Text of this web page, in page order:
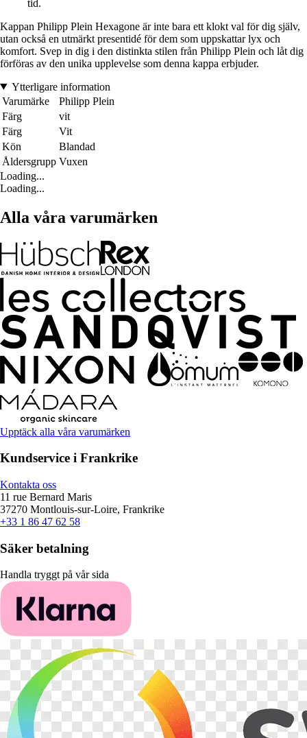
tid.
Kappan Philipp Plein Hexagone är inte bara ett klokt val för dig själv,
utan också en utmärkt presentidé för dem som uppskattar lyx och
komfort. Svep in dig i den distinkta stilen från Philipp Plein och låt dig
förföras av den unika upplevelse som denna kappa erbjuder.
Ytterligare information
Varumärke
Philipp Plein
Färg
vit
Färg
Vit
Kön
Blandad
Åldersgrupp Vuxen
Loading...
Loading...
Alla våra varumärken
Upptäck alla våra varumärken
Kundservice i Frankrike
Kontakta oss
11 rue Bernard Maris
37270 Montlouis-sur-Loire, Frankrike
+33 1 86 47 62 58
Säker betalning
Handla tryggt på vår sida